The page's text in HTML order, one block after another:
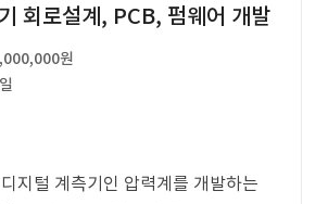
회로설계, PCB, 펌웨어 개발
원
지털 계측기인 압력계를 개발하는